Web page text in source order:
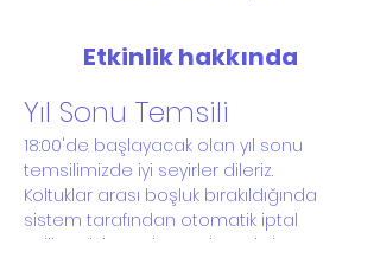
Etkinlik hakkında
Yıl Sonu Temsili
18:00'de başlayacak olan yıl sonu
temsilimizde iyi seyirler dileriz.
Koltuklar arası boşluk bırakıldığında
sistem tarafından otomatik iptal
edilecektir. Bu durumdan Okulumuz